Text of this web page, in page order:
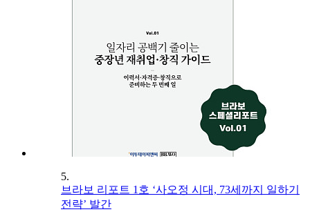
5.
브라보 리포트 1호 ‘사오정 시대, 73세까지 일하기
전략’ 발간